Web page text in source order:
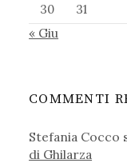
30
31
« Giu
COMMENTI
Stefania Cocco
di Ghilarza